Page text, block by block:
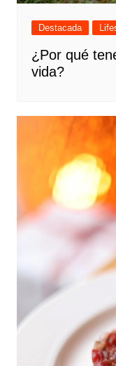
Destacada
¿Por qué
vida?